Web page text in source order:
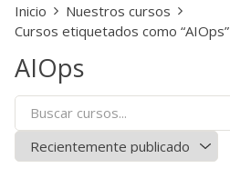
Inicio
Nuestros cursos
Cursos etiquetados como “AIOps”
AIOps